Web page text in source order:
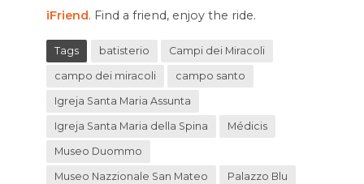
iFriend. Find a friend, enjoy the ride.
Tags batisterio Campi dei Miracoli
campo dei miracoli campo santo
Igreja Santa Maria Assunta
Igreja Santa Maria della Spina Médicis
Museo Duommo
Museo Nazzionale San Mateo Palazzo Blu